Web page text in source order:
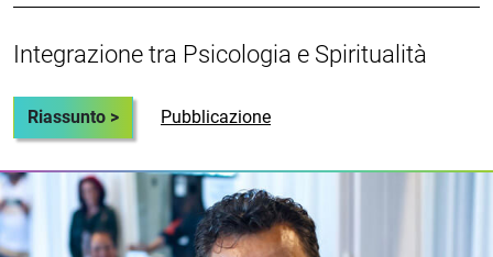
Integrazione tra Psicologia e Spiritualità
Riassunto > Pubblicazione